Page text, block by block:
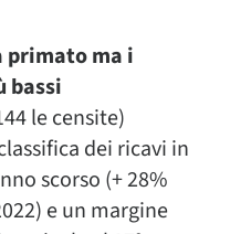
primato ma i
bassi
le censite)
dei ricavi in
scorso (+ 28%
e un margine